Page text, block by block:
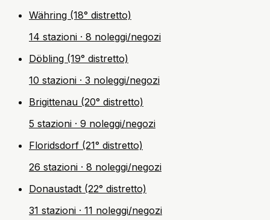
Währing (18° distretto)
14 stazioni · 8 noleggi/negozi
Döbling (19° distretto)
10 stazioni · 3 noleggi/negozi
Brigittenau (20° distretto)
5 stazioni · 9 noleggi/negozi
Floridsdorf (21° distretto)
26 stazioni · 8 noleggi/negozi
Donaustadt (22° distretto)
31 stazioni · 11 noleggi/negozi